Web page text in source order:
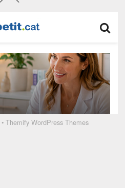
•Themify WordPress Themes